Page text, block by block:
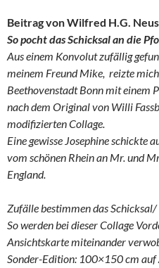
Beitrag von Wilfred H.G.
So pocht das Schicksal an die
Aus einem Konvolut zufällig
meinem Freund Mike, reizte
Beethovenstadt Bonn mit einem
nach dem Original von Willi
modifizierten Collage.
Eine gewisse Josephine schickte
vom schönen Rhein an Mr. und
England.
Zufälle bestimmen das Schicksal/
So werden bei dieser Collage
Ansichtskarte miteinander
Sonder-Edition: 100×150 cm auf